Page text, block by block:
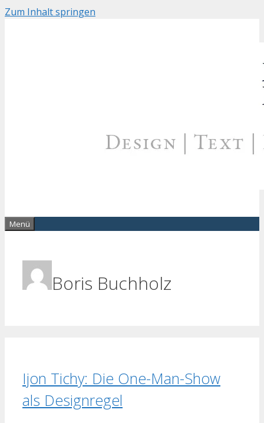
Zum Inhalt springen
Menü
Boris Buchholz
Ijon Tichy: Die One-Man-Show
als Designregel